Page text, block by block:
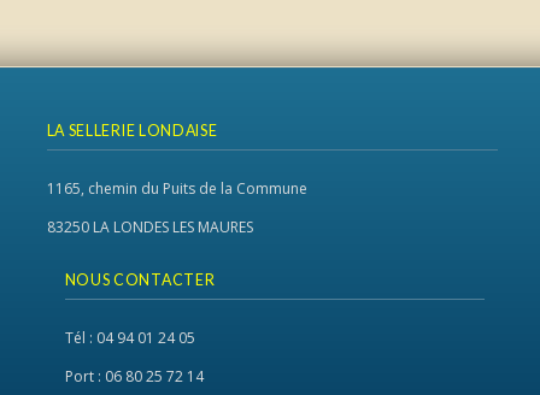
LA SELLERIE LONDAISE
1165, chemin du Puits de la Commune
83250 LA LONDES LES MAURES
NOUS CONTACTER
Tél : 04 94 01 24 05
Port : 06 80 25 72 14